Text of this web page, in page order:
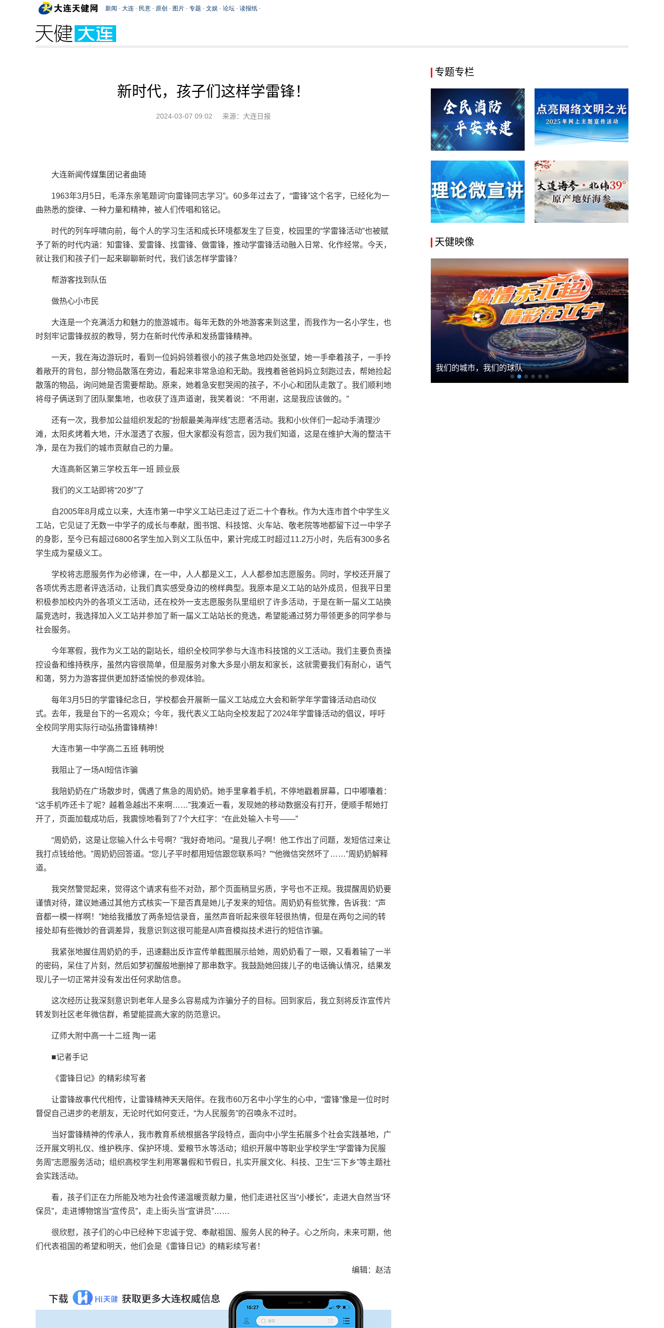
新时代，孩子们这样学雷锋！
2024-03-07 09:02 来源：大连日报
大连新闻传媒集团记者曲琦
1963年3月5日，毛泽东亲笔题词“向雷锋同志学习”。60多年过去了，“雷锋”这个名字，已经化为一
曲熟悉的旋律、一种力量和精神，被人们传唱和铭记。
时代的列车呼啸向前，每个人的学习生活和成长环境都发生了巨变，校园里的“学雷锋活动”也被赋
予了新的时代内涵：知雷锋、爱雷锋、找雷锋、做雷锋，推动学雷锋活动融入日常、化作经常。今天，
就让我们和孩子们一起来聊聊新时代，我们该怎样学雷锋？
帮游客找到队伍
做热心小市民
大连是一个充满活力和魅力的旅游城市。每年无数的外地游客来到这里，而我作为一名小学生，也
时刻牢记雷锋叔叔的教导，努力在新时代传承和发扬雷锋精神。
一天，我在海边游玩时，看到一位妈妈领着很小的孩子焦急地四处张望，她一手牵着孩子，一手拎
着敞开的背包，部分物品散落在旁边，看起来非常急迫和无助。我拽着爸爸妈妈立刻跑过去，帮她捡起
散落的物品，询问她是否需要帮助。原来，她着急安慰哭闹的孩子，不小心和团队走散了。我们顺利地
将母子俩送到了团队聚集地，也收获了连声道谢，我笑着说：“不用谢，这是我应该做的。”
还有一次，我参加公益组织发起的“扮靓最美海岸线”志愿者活动。我和小伙伴们一起动手清理沙
滩，太阳炙烤着大地，汗水湿透了衣服，但大家都没有怨言，因为我们知道，这是在维护大海的整洁干
净，是在为我们的城市贡献自己的力量。
大连高新区第三学校五年一班 顾业辰
我们的义工站即将“20岁”了
自2005年8月成立以来，大连市第一中学义工站已走过了近二十个春秋。作为大连市首个中学生义
工站，它见证了无数一中学子的成长与奉献，图书馆、科技馆、火车站、敬老院等地都留下过一中学子
的身影，至今已有超过6800名学生加入到义工队伍中，累计完成工时超过11.2万小时，先后有300多名
学生成为星级义工。
学校将志愿服务作为必修课，在一中，人人都是义工，人人都参加志愿服务。同时，学校还开展了
各项优秀志愿者评选活动，让我们真实感受身边的榜样典型。我原本是义工站的站外成员，但我平日里
积极参加校内外的各项义工活动，还在校外一支志愿服务队里组织了许多活动，于是在新一届义工站换
届竞选时，我选择加入义工站并参加了新一届义工站站长的竞选，希望能通过努力带领更多的同学参与
社会服务。
今年寒假，我作为义工站的副站长，组织全校同学参与大连市科技馆的义工活动。我们主要负责操
控设备和维持秩序，虽然内容很简单，但是服务对象大多是小朋友和家长，这就需要我们有耐心，语气
和蔼，努力为游客提供更加舒适愉悦的参观体验。
每年3月5日的学雷锋纪念日，学校都会开展新一届义工站成立大会和新学年学雷锋活动启动仪
式。去年，我是台下的一名观众；今年，我代表义工站向全校发起了2024年学雷锋活动的倡议，呼吁
全校同学用实际行动弘扬雷锋精神！
大连市第一中学高二五班 韩明悦
我阻止了一场AI短信诈骗
我陪奶奶在广场散步时，偶遇了焦急的周奶奶。她手里拿着手机，不停地戳着屏幕，口中嘟囔着：
“这手机咋还卡了呢？越着急越出不来啊……”我凑近一看，发现她的移动数据没有打开，便顺手帮她打
开了，页面加载成功后，我震惊地看到了7个大红字：“在此处输入卡号——”
“周奶奶，这是让您输入什么卡号啊？”我好奇地问。“是我儿子啊！他工作出了问题，发短信过来让
我打点钱给他。”周奶奶回答道。“您儿子平时都用短信跟您联系吗？”“他微信突然坏了……”周奶奶解释
道。
我突然警觉起来，觉得这个请求有些不对劲，那个页面稍显劣质，字号也不正规。我提醒周奶奶要
谨慎对待，建议她通过其他方式核实一下是否真是她儿子发来的短信。周奶奶有些犹豫，告诉我：“声
音都一模一样啊！”她给我播放了两条短信录音，虽然声音听起来很年轻很热情，但是在两句之间的转
接处却有些微妙的音调差异，我意识到这很可能是AI声音模拟技术进行的短信诈骗。
我紧张地握住周奶奶的手，迅速翻出反诈宣传单截图展示给她，周奶奶看了一眼，又看着输了一半
的密码，呆住了片刻，然后如梦初醒般地删掉了那串数字。我鼓励她回拨儿子的电话确认情况，结果发
现儿子一切正常并没有发出任何求助信息。
这次经历让我深刻意识到老年人是多么容易成为诈骗分子的目标。回到家后，我立刻将反诈宣传片
转发到社区老年微信群，希望能提高大家的防范意识。
辽师大附中高一十二班 陶一诺
■记者手记
《雷锋日记》的精彩续写者
让雷锋故事代代相传，让雷锋精神天天陪伴。在我市60万名中小学生的心中，“雷锋”像是一位时时
督促自己进步的老朋友，无论时代如何变迁，“为人民服务”的召唤永不过时。
当好雷锋精神的传承人，我市教育系统根据各学段特点，面向中小学生拓展多个社会实践基地，广
泛开展文明礼仪、维护秩序、保护环境、爱粮节水等活动；组织开展中等职业学校学生“学雷锋为民服
务周”志愿服务活动；组织高校学生利用寒暑假和节假日，扎实开展文化、科技、卫生“三下乡”等主题社
会实践活动。
看，孩子们正在力所能及地为社会传递温暖贡献力量，他们走进社区当“小楼长”，走进大自然当“环
保员”，走进博物馆当“宣传员”，走上街头当“宣讲员”……
很欣慰，孩子们的心中已经种下忠诚于党、奉献祖国、服务人民的种子。心之所向，未来可期，他
们代表祖国的希望和明天，他们会是《雷锋日记》的精彩续写者！
编辑：赵洁